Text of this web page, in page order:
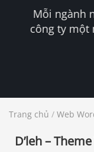
Mỗi ngành
công ty một
Trang chủ / Web
D’leh –